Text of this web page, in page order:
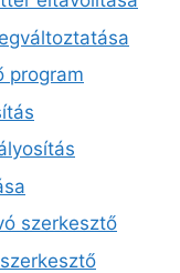
program
szerkesztő